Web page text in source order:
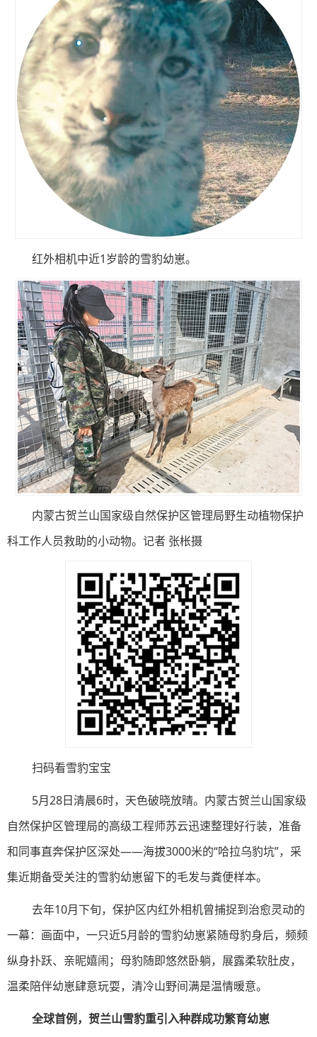
红外相机中近1岁龄的雪豹幼崽。
内蒙古贺兰山国家级自然保护区管理局野生动植物保护
科工作人员救助的小动物。 记者 张枨摄
扫码看雪豹宝宝
5月28日清晨6时，天色破晓放晴。内蒙古贺兰山国家级
自然保护区管理局的高级工程师苏云迅速整理好行装，准备
和同事直奔保护区深处——海拔3000米的“哈拉乌豹坑”，采
集近期备受关注的雪豹幼崽留下的毛发与粪便样本。
去年10月下旬，保护区内红外相机曾捕捉到治愈灵动的
一幕：画面中，一只近5月龄的雪豹幼崽紧随母豹身后，频频
纵身扑跃、亲昵嬉闹；母豹随即悠然卧躺，展露柔软肚皮，
温柔陪伴幼崽肆意玩耍，清冷山野间满是温情暖意。
全球首例，贺兰山雪豹重引入种群成功繁育幼崽